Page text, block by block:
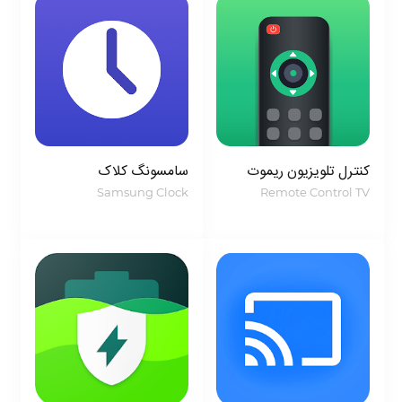
1. ساخت لوگوهای اختصاصی و جذاب: این برنامه به شما
این امکان را می‌دهد تا لوگوهای خود را به شکل‌های
منحصر به فرد و جذاب ایجاد کنید.
2. دسترسی به بیش از 5 هزار لوگو و طراحی از پیش آماده:
مجموعه ای بزرگ از لوگوها و طرح‌های آماده جهت استفاده
کنترل تلویزیون ریموت
Remote Control TV
سامسونگ کلاک
Samsung Clock